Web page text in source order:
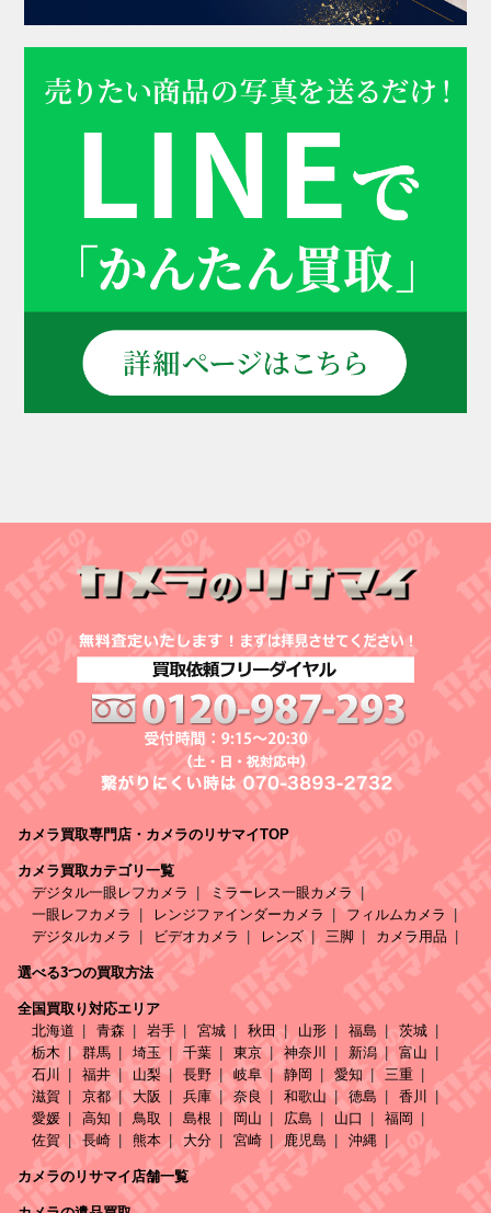
カメラ買取専門店・カメラのリサマイTOP
カメラ買取カテゴリ一覧
デジタル一眼レフカメラ
ミラーレス一眼カメラ
一眼レフカメラ
レンジファインダーカメラ
フィルムカメラ
デジタルカメラ
ビデオカメラ レンズ 三脚 カメラ用品
選べる3つの買取方法
全国買取り対応エリア
北海道
青森 岩手 宮城 秋田 山形 福島
茨城
栃木
群馬 埼玉 千葉 東京 神奈川 新潟
富山
石川
福井 山梨 長野 岐阜 静岡 愛知
三重
滋賀
京都 大阪 兵庫 奈良 和歌山 徳島
香川
愛媛
高知 鳥取 島根 岡山 広島 山口
福岡
佐賀
長崎 熊本 大分 宮崎 鹿児島 沖縄
カメラのリサマイ店舗一覧